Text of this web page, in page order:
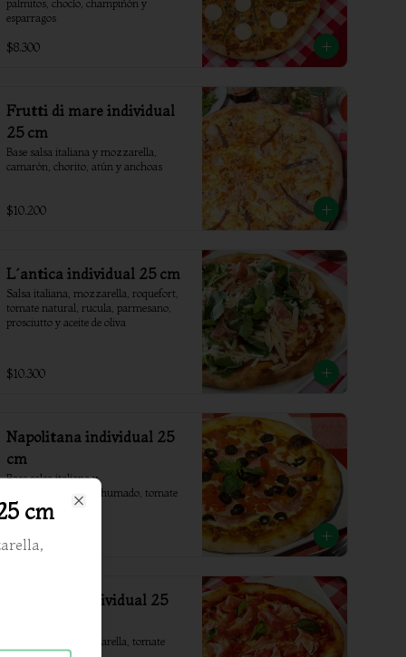
palmitos, choclo, champiñón y
esparragos
$8.300
Frutti di mare individual
25 cm
Base salsa italiana y mozzarella,
camarón, chorito, atún y anchoas
$10.200
L´antica individual 25 cm
Salsa italiana, mozzarella, roquefort,
tomate natural, rucula, parmesano,
prosciutto y aceite de oliva
$10.300
Napolitana individual 25
cm
Base salsa italiana y
mozzarella;Jamón ahumado, tomate
natural y aceitunas
$7.900
Prosciutto individual 25
Salsa italiana, mozzarella, tomate
cm